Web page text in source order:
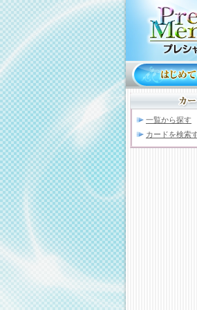
一覧から探す
カードを検索